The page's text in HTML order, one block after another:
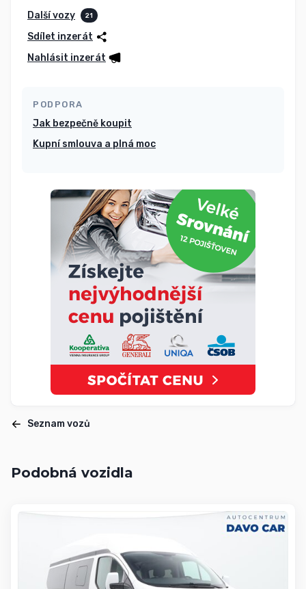
Další vozy 21
Sdílet inzerát
Nahlásit inzerát
PODPORA
Jak bezpečně koupit
Kupní smlouva a plná moc
Seznam vozů
Podobná vozidla